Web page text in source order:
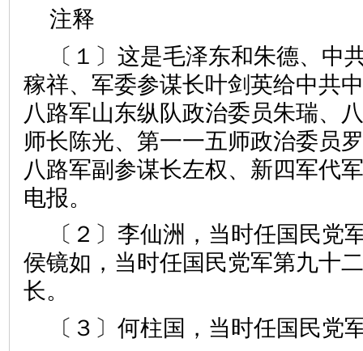
注释
〔１〕这是毛泽东和朱德、中
稼祥、军委参谋长叶剑英给中共
八路军山东纵队政治委员朱瑞、
师长陈光、第一一五师政治委员
八路军副参谋长左权、新四军代
电报。
〔２〕李仙洲，当时任国民党
侯镜如，当时任国民党军第九十
长。
〔３〕何柱国，当时任国民党